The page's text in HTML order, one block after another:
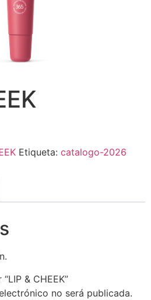
Etiqueta: catalogo-2026
& CHEEK”
no será publicada.